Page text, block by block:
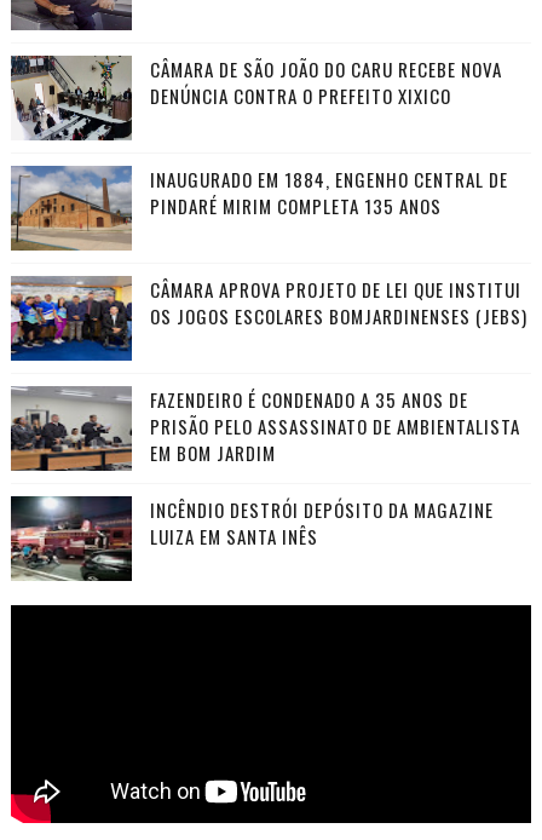
CÂMARA DE SÃO JOÃO DO CARU RECEBE NOVA
DENÚNCIA CONTRA O PREFEITO XIXICO
INAUGURADO EM 1884, ENGENHO CENTRAL DE
PINDARÉ MIRIM COMPLETA 135 ANOS
CÂMARA APROVA PROJETO DE LEI QUE INSTITUI
OS JOGOS ESCOLARES BOMJARDINENSES (JEBS)
FAZENDEIRO É CONDENADO A 35 ANOS DE
PRISÃO PELO ASSASSINATO DE AMBIENTALISTA
EM BOM JARDIM
INCÊNDIO DESTRÓI DEPÓSITO DA MAGAZINE
LUIZA EM SANTA INÊS